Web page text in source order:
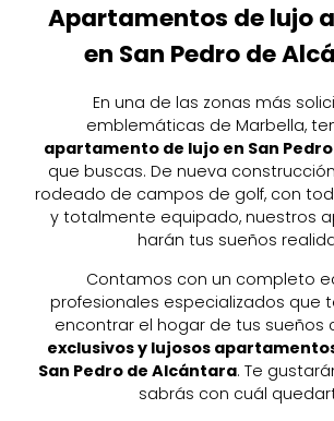
Apartamentos de lujo
en San Pedro de
En una de las zonas más
emblemáticas de Marbella,
apartamento de lujo en San
que buscas. De nueva
rodeado de campos de golf, con
y totalmente equipado, nuestros
harán tus sueños
Contamos con un completo
profesionales especializados que
encontrar el hogar de tus sueños
exclusivos y lujosos
San Pedro de Alcántara. Te
sabrás con cuál